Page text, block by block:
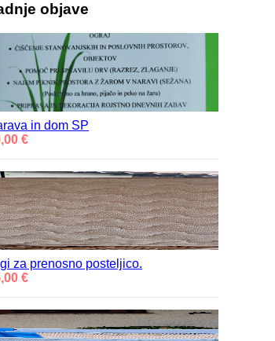
objave
in dom SP
€
za prenosno posteljico.
€